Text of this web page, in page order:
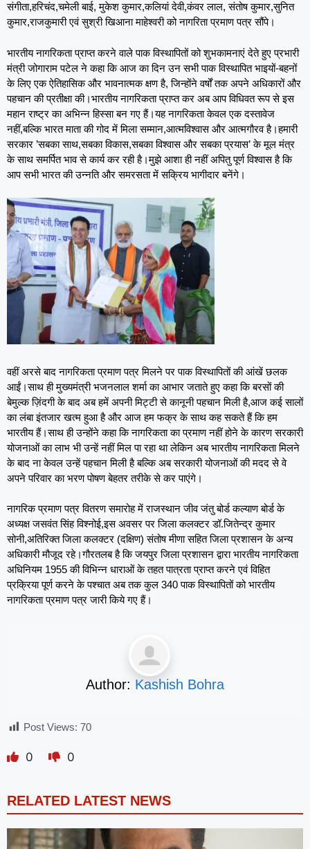
संगीता,हरिचंद,चमेली बाई, मुकेश कुमार,कलियां देवी,कंवर लाल, संतोष कुमार,सुनित
कुमार,राजकुमारी एवं सुश्री खिआना माहेश्वरी को नागरिता प्रमाण पत्र सौंपे।
भारतीय नागरिकता प्राप्त करने वाले पाक विस्थापितों को शुभकामनाएं देते हुए प्रभारी
मंत्री जोगाराम पटेल ने कहा कि आज का दिन उन सभी पाक विस्थापित भाइयों-बहनों
के लिए एक ऐतिहासिक और भावनात्मक क्षण है, जिन्होंने वर्षों तक अपने अधिकारों और
पहचान की प्रतीक्षा की।भारतीय नागरिकता प्राप्त कर अब आप विधिवत रूप से इस
महान राष्ट्र का अभिन्न हिस्सा बन गए हैं।यह नागरिकता केवल एक दस्तावेज
नहीं,बल्कि भारत माता की गोद में मिला सम्मान,आत्मविश्वास और आत्मगौरव है।हमारी
सरकार ’सबका साथ,सबका विकास,सबका विश्वास और सबका प्रयास’ के मूल मंत्र
के साथ समर्पित भाव से कार्य कर रही है।मुझे आशा ही नहीं अपितु पूर्ण विश्वास है कि
आप सभी भारत की उन्नति और समरसता में सक्रिय भागीदार बनेंगे।
वहीं अरसे बाद नागरिकता प्रमाण पत्र मिलने पर पाक विस्थापितों की आंखें छलक
आईं।साथ ही मुख्यमंत्री भजनलाल शर्मा का आभार जताते हुए कहा कि बरसों की
बेमुल्क ज़िंदगी के बाद अब हमें अपनी मिट्टी से कानूनी पहचान मिली है,आज कई सालों
का लंबा इंतजार खत्म हुआ है और आज हम फक्र के साथ कह सकते हैं कि हम
भारतीय हैं।साथ ही उन्होंने कहा कि नागरिकता का प्रमाण नहीं होने के कारण सरकारी
योजनाओं का लाभ भी उन्हें नहीं मिल पा रहा था लेकिन अब भारतीय नागरिकता मिलने
के बाद ना केवल उन्हें पहचान मिली है बल्कि अब सरकारी योजनाओं की मदद से वे
अपने परिवार का भरण पोषण बेहतर तरीके से कर पाएंगे।
नागरिक प्रमाण पत्र वितरण समारोह में राजस्थान जीव जंतु बोर्ड कल्याण बोर्ड के
अध्यक्ष जसवंत सिंह विश्नोई,इस अवसर पर जिला कलक्टर डॉ.जितेन्द्र कुमार
सोनी,अतिरिक्त जिला कलक्टर (दक्षिण) संतोष मीणा सहित जिला प्रशासन के अन्य
अधिकारी मौजूद रहे।गौरतलब है कि जयपुर जिला प्रशासन द्वारा भारतीय नागरिकता
अधिनियम 1955 की विभिन्न धाराओं के तहत पात्रता प्राप्त करने एवं विहित
प्रक्रिया पूर्ण करने के पश्चात अब तक कुल 340 पाक विस्थापितों को भारतीय
नागरिकता प्रमाण पत्र जारी किये गए हैं।
Author: Kashish Bohra
Post Views: 70
0 0
RELATED LATEST NEWS